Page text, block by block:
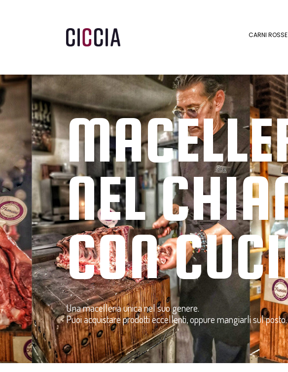
CARNI ROSSE
NEL
CON
Una macelleria unica nel suo genere.
Puoi acquistare prodotti eccellenti, oppure mangiarli sul posto.